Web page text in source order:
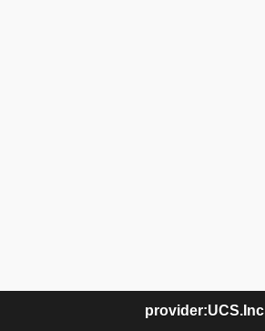
provider:UCS.Inc